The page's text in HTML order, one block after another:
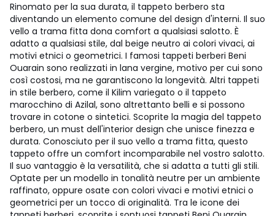
Rinomato per la sua durata, il tappeto berbero sta
diventando un elemento comune del design d'interni. Il suo
vello a trama fitta dona comfort a qualsiasi salotto. È
adatto a qualsiasi stile, dal beige neutro ai colori vivaci, ai
motivi etnici o geometrici. I famosi tappeti berberi Beni
Ouarain sono realizzati in lana vergine, motivo per cui sono
così costosi, ma ne garantiscono la longevità. Altri tappeti
in stile berbero, come il Kilim variegato o il tappeto
marocchino di Azilal, sono altrettanto belli e si possono
trovare in cotone o sintetici. Scoprite la magia del tappeto
berbero, un must dell'interior design che unisce finezza e
durata. Conosciuto per il suo vello a trama fitta, questo
tappeto offre un comfort incomparabile nel vostro salotto.
Il suo vantaggio è la versatilità, che si adatta a tutti gli stili.
Optate per un modello in tonalità neutre per un ambiente
raffinato, oppure osate con colori vivaci e motivi etnici o
geometrici per un tocco di originalità. Tra le icone dei